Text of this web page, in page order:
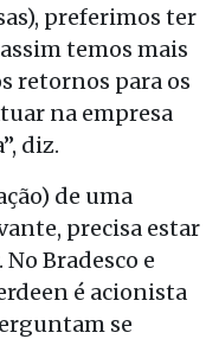
preferimos ter
temos mais
retornos para os
na empresa
diz.
de uma
precisa estar
Bradesco e
é acionista
se